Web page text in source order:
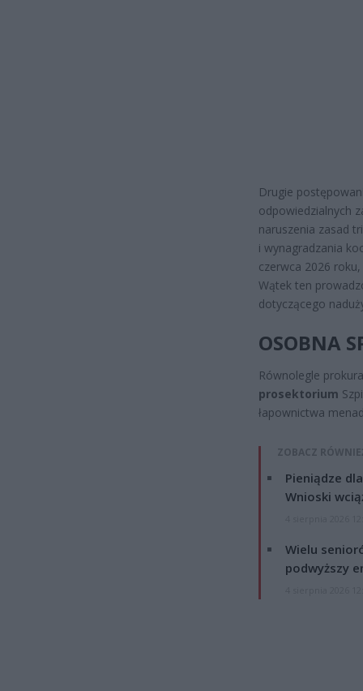
Drugie
odpowiedzialnych
naruszenia zasad
i wynagradzania
czerwca 2026
Wątek ten
dotyczącego
OSOBNA
Równolegle
prosektorium
łapownictwa
ZOBACZ
Pieniądze
Wnioski
Wielu
podwyższy